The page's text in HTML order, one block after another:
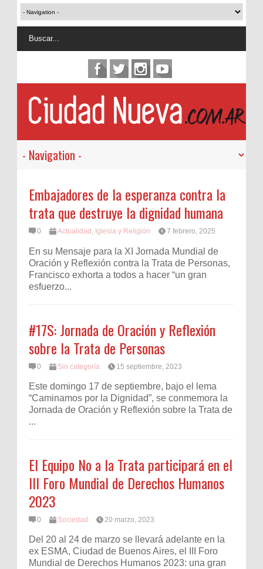
Embajadores de la esperanza contra la
trata que destruye la dignidad humana
0 Actualidad , Iglesia y Religión 7 febrero, 2025
En su Mensaje para la XI Jornada Mundial de
Oración y Reflexión contra la Trata de Personas,
Francisco exhorta a todos a hacer “un gran
esfuerzo...
#17S: Jornada de Oración y Reflexión
sobre la Trata de Personas
0 Sin categoría 15 septiembre, 2023
Este domingo 17 de septiembre, bajo el lema
“Caminamos por la Dignidad”, se conmemora la
Jornada de Oración y Reflexión sobre la Trata de
...
El Equipo No a la Trata participará en el
III Foro Mundial de Derechos Humanos
2023
0 Sociedad 20 marzo, 2023
Del 20 al 24 de marzo se llevará adelante en la
ex ESMA, Ciudad de Buenos Aires, el III Foro
Mundial de Derechos Humanos 2023: una gran